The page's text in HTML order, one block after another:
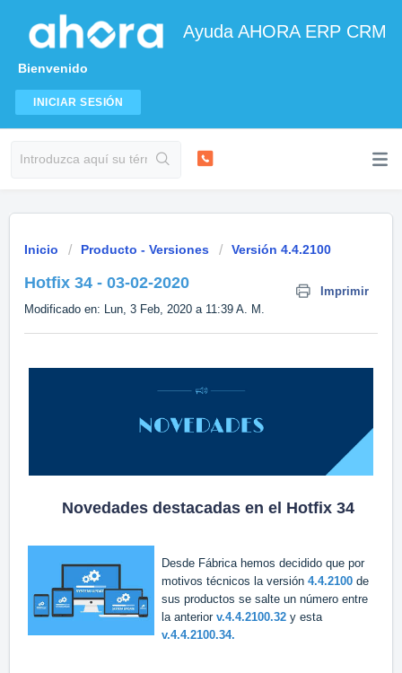
Ayuda AHORA ERP CRM
Bienvenido
INICIAR SESIÓN
Inicio Producto - Versiones Versión 4.4.2100
Hotfix 34 - 03-02-2020
Imprimir
Modificado en: Lun, 3 Feb, 2020 a 11:39 A. M.
Novedades destacadas en el Hotfix 34
Desde Fábrica hemos decidido que por
motivos técnicos la versión 4.4.2100 de
sus productos se salte un número entre
la anteriorv.4.4.2100.32 y esta
v.4.4.2100.34.